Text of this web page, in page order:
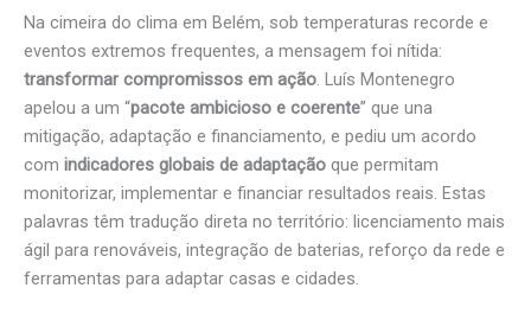
Na cimeira do clima em Belém, sob temperaturas recorde e
eventos extremos frequentes, a mensagem foi nítida:
transformar compromissos em ação. Luís Montenegro
apelou a um “pacote ambicioso e coerente” que una
mitigação, adaptação e financiamento, e pediu um acordo
com indicadores globais de adaptação que permitam
monitorizar, implementar e financiar resultados reais. Estas
palavras têm tradução direta no território: licenciamento mais
ágil para renováveis, integração de baterias, reforço da rede e
ferramentas para adaptar casas e cidades.